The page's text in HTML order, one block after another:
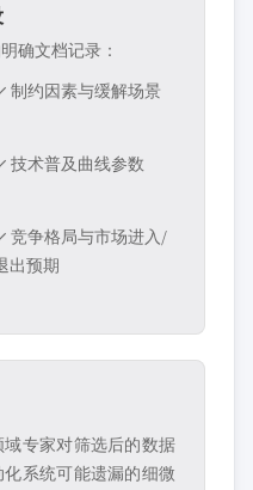
确文档记录：
制约因素与缓解场景
技术普及曲线参数
竞争格局与市场进入/
出预期
专家对筛选后的数据
系统可能遗漏的细微